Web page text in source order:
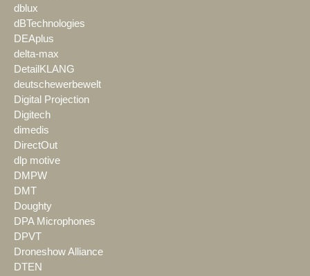
dblux
dBTechnologies
DEAplus
delta-max
DetailKLANG
deutschewerbewelt
Digital Projection
Digitech
dimedis
DirectOut
dlp motive
DMPW
DMT
Doughty
DPA Microphones
DPVT
Droneshow Alliance
DTEN